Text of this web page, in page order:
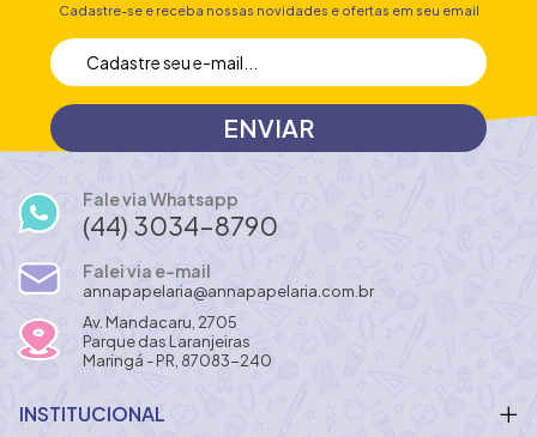
Cadastre-se e receba nossas novidades e ofertas em seu email
Fale via Whatsapp
(44) 3034-8790
Falei via e-mail
annapapelaria@annapapelaria.com.br
Av. Mandacaru, 2705
Parque das Laranjeiras
Maringá - PR, 87083-240
INSTITUCIONAL